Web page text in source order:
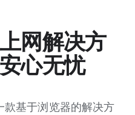
网解决方
心无忧
基于浏览器的解决方